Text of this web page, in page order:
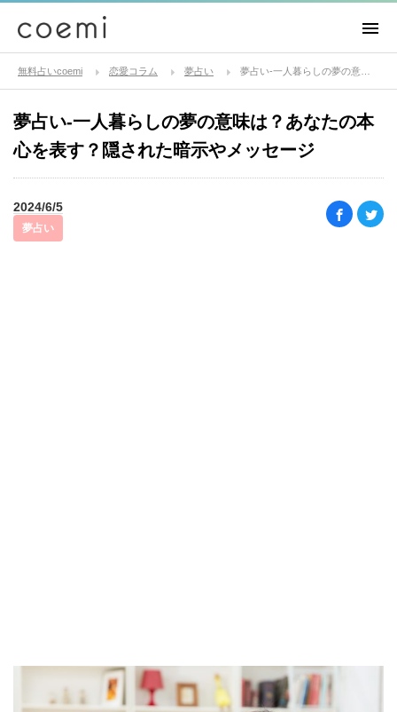
無料占いcoemi 恋愛コラム 夢占い
夢占い-一人暮らしの夢の意味は？あなたの本
心を表す？隠された暗示やメッセージ
2024/6/5
夢占い